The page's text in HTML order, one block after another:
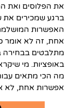
את הפלוסים ואת
ברגע שמכירים את
האפשרות
אחת, זה לא אומר
מתלבטים בבחירה
באופציות. מי
מה הכי מתאים
אפשרות אחת, לא